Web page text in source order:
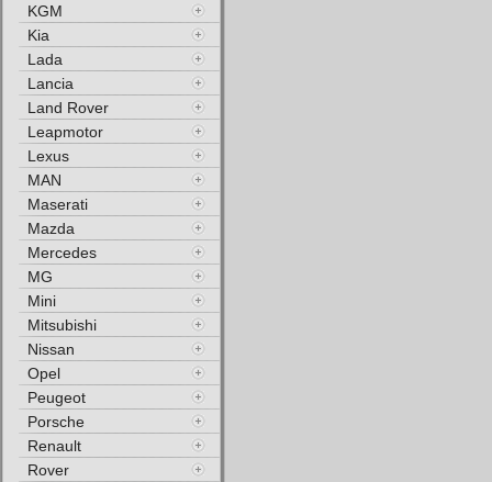
KGM
Kia
Lada
Lancia
Land Rover
Leapmotor
Lexus
MAN
Maserati
Mazda
Mercedes
MG
Mini
Mitsubishi
Nissan
Opel
Peugeot
Porsche
Renault
Rover